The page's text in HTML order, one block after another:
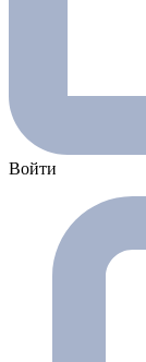
Войти